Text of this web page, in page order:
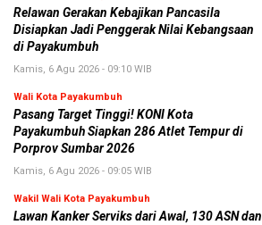
Relawan Gerakan Kebajikan Pancasila
Disiapkan Jadi Penggerak Nilai Kebangsaan
di Payakumbuh
Kamis, 6 Agu 2026 - 09:10 WIB
Wali Kota Payakumbuh
Pasang Target Tinggi! KONI Kota
Payakumbuh Siapkan 286 Atlet Tempur di
Porprov Sumbar 2026
Kamis, 6 Agu 2026 - 09:05 WIB
Wakil Wali Kota Payakumbuh
Lawan Kanker Serviks dari Awal, 130 ASN dan